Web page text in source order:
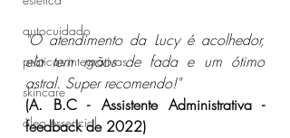
autocuidado
práticas integrativas
skincare
óleo essencial
"O atendimento da Lucy é acolhedor,
ela tem mãos de fada e um ótimo
astral. Super recomendo!"
(A. B.C - Assistente Administrativa -
feedback de 2022)